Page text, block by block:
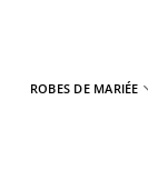
ROBES DE MARIÉE